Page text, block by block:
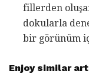
fillerden
dokularla
bir görünüm
Enjoy similar